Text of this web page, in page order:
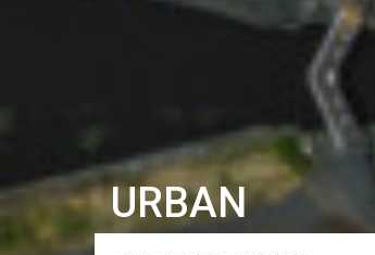
URBAN